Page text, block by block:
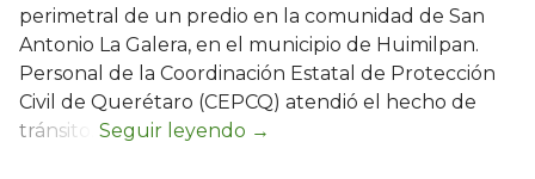
perimetral de un predio en la comunidad de San
Antonio La Galera, en el municipio de Huimilpan.
Personal de la Coordinación Estatal de Protección
Civil de Querétaro (CEPCQ) atendió el hecho de
tránsito.